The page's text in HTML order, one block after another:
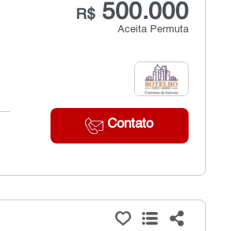
R$500.000
Aceita Permuta
Contato